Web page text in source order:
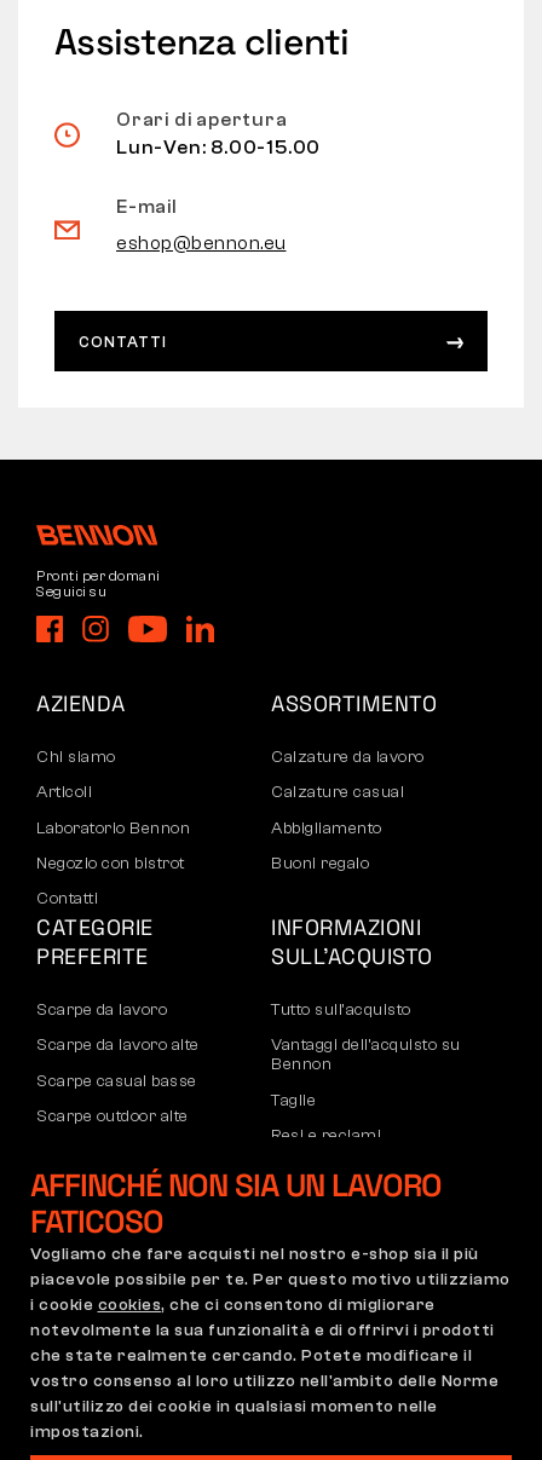
Assistenza clienti
Orari di apertura
Lun-Ven: 8.00-15.00
E-mail
eshop@bennon.eu
CONTATTI
Pronti per domani
Seguici su
AZIENDA
Chi siamo
Articoli
Laboratorio Bennon
Negozio con bistrot
Contatti
ASSORTIMENTO
Calzature da lavoro
Calzature casual
Abbigliamento
Buoni regalo
CATEGORIE
PREFERITE
Scarpe da lavoro
Scarpe da lavoro alte
Scarpe casual basse
Scarpe outdoor alte
Felpe
INFORMAZIONI
SULL’ACQUISTO
Tutto sull’acquisto
Vantaggi dell’acquisto su
Bennon
Taglie
Resi e reclami
Trasporto e pagamento
Reclami e garanzia
Condizioni Generali
Regolamento di Reclamo
Impostazioni dei cookie
GDPR
Italia | Italiano
AFFINCHÉ NON SIA UN LAVORO
FATICOSO
Vogliamo che fare acquisti nel nostro e-shop sia il più
piacevole possibile per te. Per questo motivo utilizziamo
i cookie cookies, che ci consentono di migliorare
notevolmente la sua funzionalità e di offrirvi i prodotti
che state realmente cercando. Potete modificare il
vostro consenso al loro utilizzo nell'ambito delle Norme
sull'utilizzo dei cookie in qualsiasi momento nelle
impostazioni.